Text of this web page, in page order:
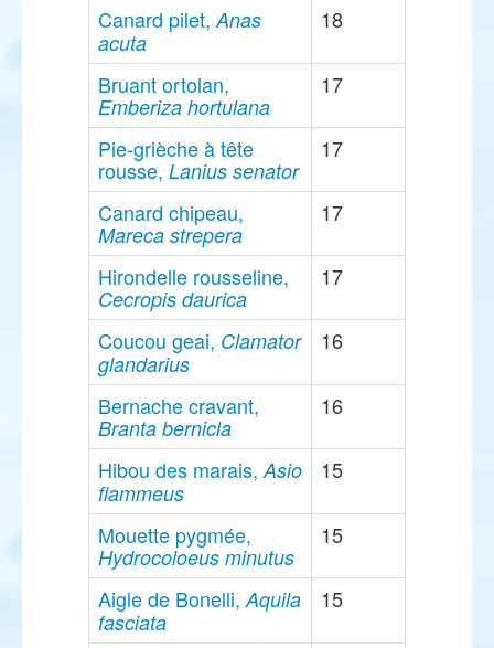
Canard pilet,Anas
acuta
18
Bruant ortolan,
Emberiza hortulana
17
Pie-grièche à tête
rousse, Lanius senator
17
Canard chipeau,
Mareca strepera
17
Hirondelle rousseline,
Cecropis daurica
17
Coucou geai, Clamator
glandarius
16
Bernache cravant,
Branta bernicla
16
Hibou des marais,Asio
flammeus
15
Mouette pygmée,
Hydrocoloeus minutus
15
Aigle de Bonelli,Aquila
fasciata
15